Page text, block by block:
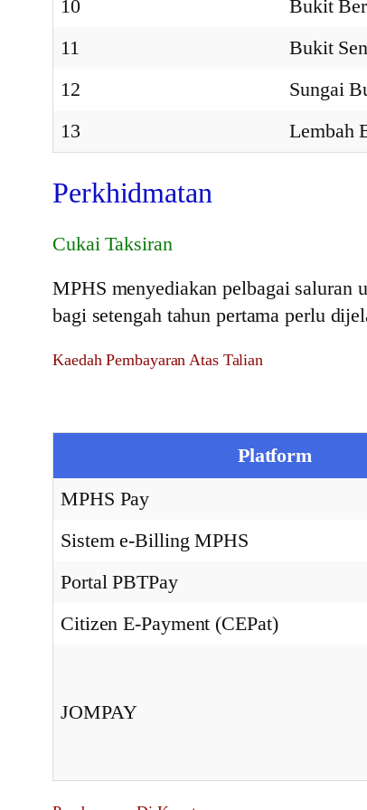
10
Bukit
11
Bukit
12
Sungai
13
Lembah
Perkhidmatan
Cukai Taksiran
MPHS menyediakan pelbagai saluran
bagi setengah tahun pertama perlu
Kaedah Pembayaran Atas Talian
Platform
MPHS Pay
Sistem e-Billing MPHS
Portal PBTPay
Citizen E-Payment (CEPat)
JOMPAY